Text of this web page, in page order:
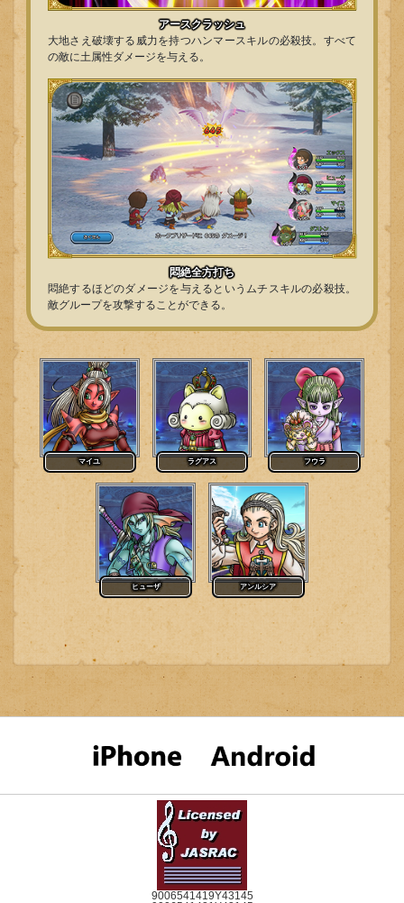
アースクラッシュ
大地さえ破壊する威力を持つハンマースキルの必殺技。すべて
の敵に土属性ダメージを与える。
悶絶全方打ち
悶絶するほどのダメージを与えるというムチスキルの必殺技。
敵グループを攻撃することができる。
マイユ ラグアス フウラ
ヒューザ アンルシア
9006541419Y43145